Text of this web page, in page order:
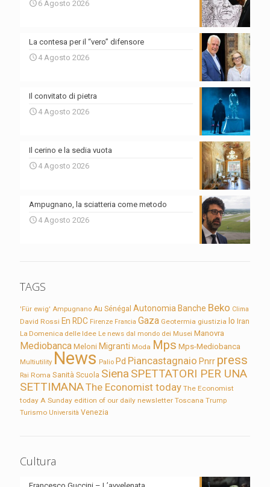
6 Agosto 2026
La contesa per il “vero” difensore
4 Agosto 2026
Il convitato di pietra
4 Agosto 2026
Il cerino e la sedia vuota
4 Agosto 2026
Ampugnano, la sciatteria come metodo
4 Agosto 2026
TAGS
'Für ewig' Ampugnano Au Sénégal Autonomia Banche Beko Clima
David Rossi En RDC Firenze Francia Gaza Geotermia giustizia Io Iran
La Domenica delle Idee Le news dal mondo dei Musei Manovra
Mediobanca Meloni Migranti Moda Mps Mps-Mediobanca
Multiutility News Palio Pd Piancastagnaio Pnrr press
Rai Roma Sanità Scuola Siena SPETTATORI PER UNA
SETTIMANAThe Economist today The Economist
today A Sunday edition of our daily newsletter Toscana Trump
Turismo Università Venezia
Cultura